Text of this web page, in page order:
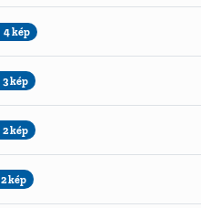
4 kép
3 kép
2 kép
2 kép